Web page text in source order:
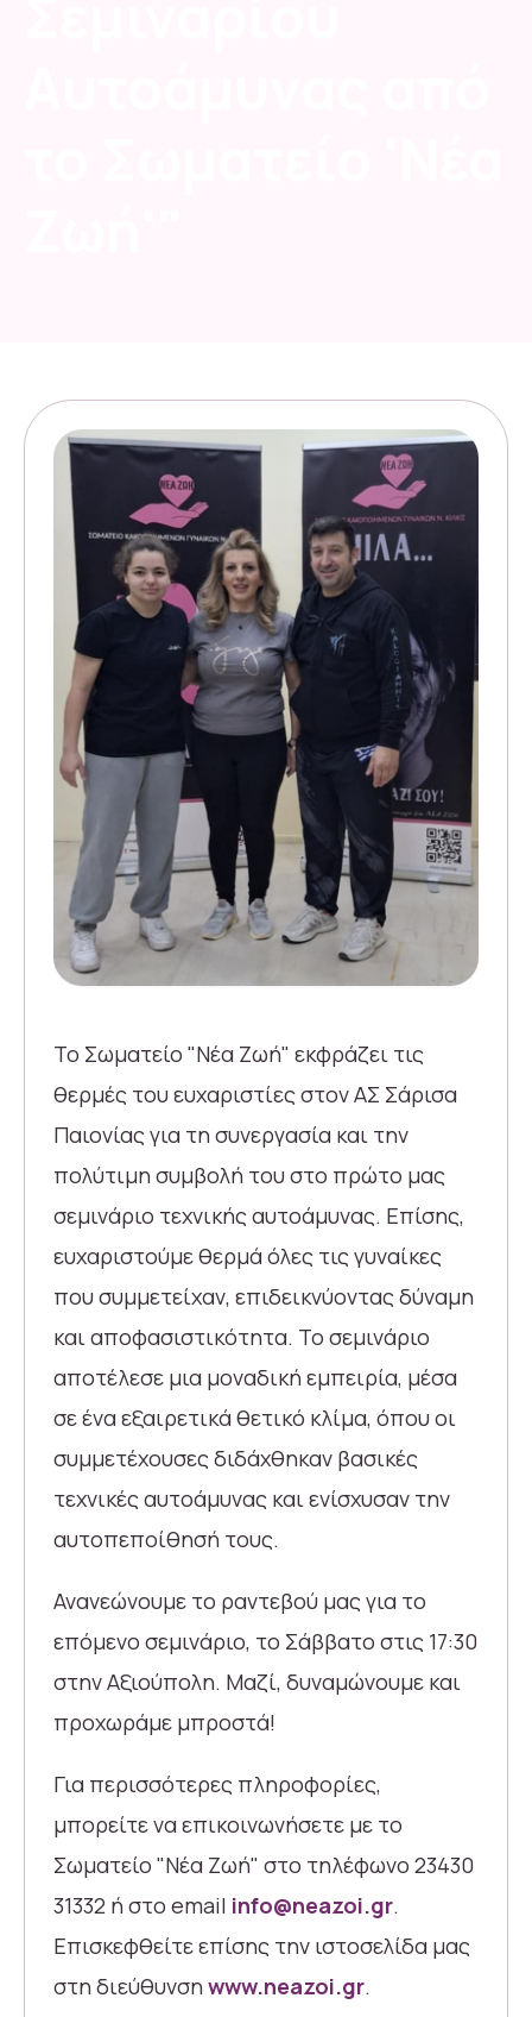
Το Σωματείο "Νέα Ζωή" εκφράζει τις
θερμές του ευχαριστίες στον ΑΣ Σάρισα
Παιονίας για τη συνεργασία και την
πολύτιμη συμβολή του στο πρώτο μας
σεμινάριο τεχνικής αυτοάμυνας. Επίσης,
ευχαριστούμε θερμά όλες τις γυναίκες
που συμμετείχαν, επιδεικνύοντας δύναμη
και αποφασιστικότητα. Το σεμινάριο
αποτέλεσε μια μοναδική εμπειρία, μέσα
σε ένα εξαιρετικά θετικό κλίμα, όπου οι
συμμετέχουσες διδάχθηκαν βασικές
τεχνικές αυτοάμυνας και ενίσχυσαν την
αυτοπεποίθησή τους.
Ανανεώνουμε το ραντεβού μας για το
επόμενο σεμινάριο, το Σάββατο στις 17:30
στην Αξιούπολη. Μαζί, δυναμώνουμε και
προχωράμε μπροστά!
Για περισσότερες πληροφορίες,
μπορείτε να επικοινωνήσετε με το
Σωματείο "Νέα Ζωή" στο τηλέφωνο 23430
31332 ή στο email info@neazoi.gr.
Επισκεφθείτε επίσης την ιστοσελίδα μας
στη διεύθυνση www.neazoi.gr.